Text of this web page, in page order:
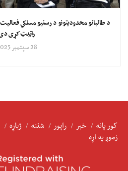
د طالبانو محدودیتونو د رسنیو مسلکي
راټیټ کړی
28 سپتمبر 2025
کور پانه خبر راپور شننه ژباړه
زموږ په اړه